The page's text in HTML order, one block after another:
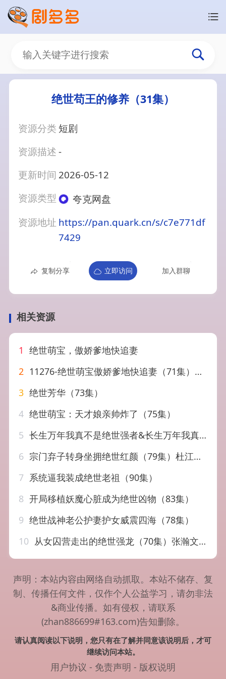
绝世苟王的修养（31集）
资源分类 短剧
资源描述-
更新时间 2026-05-12
资源类型
夸克网盘
资源地址 https://pan.quark.cn/s/c7e771df
7429
复制分享 立即访问 加入群聊
相关资源
1 绝世萌宝，傲娇爹地快追妻
2 11276-绝世萌宝傲娇爹地快追妻（71集）陈汶汐
3 绝世芳华（73集）
4 绝世萌宝：天才娘亲帅炸了（75集）
5 长生万年我真不是绝世强者&长生万年我真不是绝世强者（87集）恩璟&可为&崔璀
6 宗门弃子转身坐拥绝世红颜（79集）杜江山&林津伊
7 系统逼我装成绝世老祖（90集）
8 开局移植妖魔心脏成为绝世凶物（83集）
9 绝世战神老公护妻护女威震四海（78集）
10 从女囚营走出的绝世强龙（70集）张瀚文（男）&李钊
声明：本站内容由网络自动抓取。本站不储存、复
制、传播任何文件，仅作个人公益学习，请勿非法
&商业传播。如有侵权，请联系
(zhan886699#163.com)告知删除。
请认真阅读以下说明，您只有在了解并同意该说明后，才可
继续访问本站。
用户协议 - 免责声明 - 版权说明